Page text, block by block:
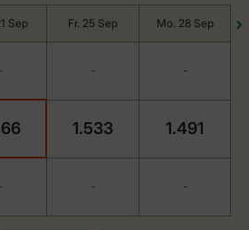
Sep Fr. 25 Sep Mo. 28 Sep
- - -
1.533 1.491
- - -